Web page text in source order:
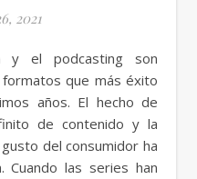
2021
que más éxito
años. El hecho de
de contenido y la
del consumidor ha
Cuando las series han